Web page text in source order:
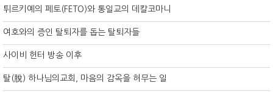
튀르키예의 페토(FETO)와 통일교의 데칼코마니
여호와의 증인 탈퇴자를 돕는 탈퇴자들
사이비 헌터 방송 이후
탈(脫) 하나님의교회, 마음의 감옥을 허무는 일